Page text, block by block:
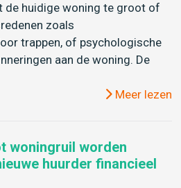
de huidige woning te groot of
zoals
trappen, of psychologische
aan de woning. De
Meer lezen
woningruil worden
huurder financieel